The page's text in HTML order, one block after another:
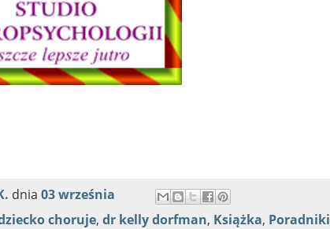
dnia 03 września
choruje, dr kelly dorfman, Książka, Poradniki